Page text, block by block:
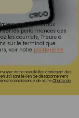
analyse le taux
les performances des
les courriels, l'heure à
sur le terminal que
voir notre politique de
votre newsletter contenant des
utilisant le lien de désabonnement
connaissance de notreCharte de